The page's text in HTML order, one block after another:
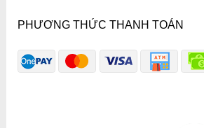
PHƯƠNG THỨC THANH TOÁN